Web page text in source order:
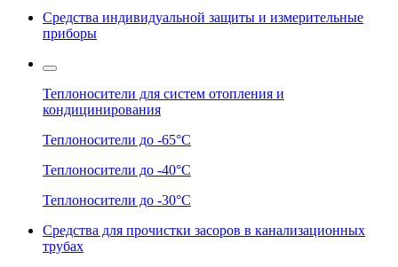
Средства индивидуальной защиты и измерительные
приборы
Теплоносители для систем отопления и
кондицинирования
Теплоносители до -65°C
Теплоносители до -40°C
Теплоносители до -30°C
Средства для прочистки засоров в канализационных
трубах